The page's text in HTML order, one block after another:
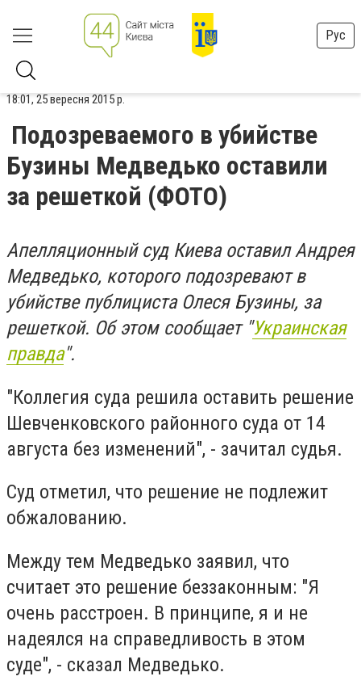
Рус
18:01, 25 вересня 2015 р.
Подозреваемого в убийстве
Бузины Медведько оставили
за решеткой (ФОТО)
Апелляционный суд Киева оставил Андрея
Медведько, которого подозревают в
убийстве публициста Олеся Бузины, за
решеткой. Об этом сообщает "Украинская
правда".
"Коллегия суда решила оставить решение
Шевченковского районного суда от 14
августа без изменений", - зачитал судья.
Суд отметил, что решение не подлежит
обжалованию.
Между тем Медведько заявил, что
считает это решение беззаконным: "Я
очень расстроен. В принципе, я и не
надеялся на справедливость в этом
суде", - сказал Медведько.